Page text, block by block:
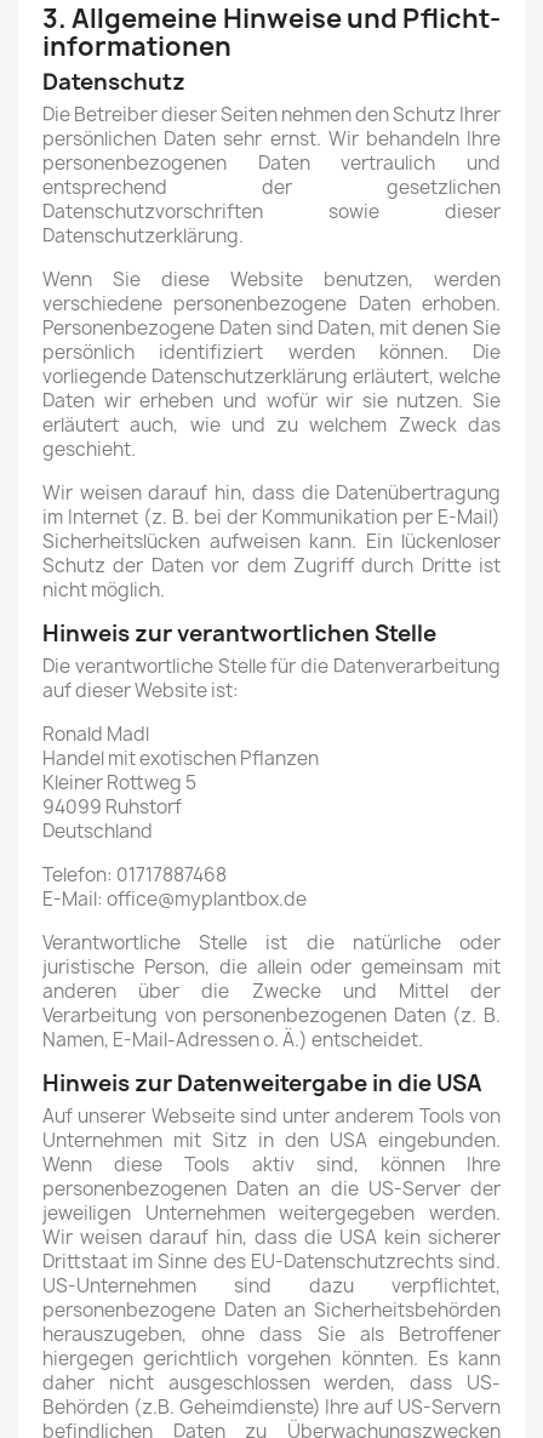
3. Allgemeine Hinweise und Pflicht­
informationen
Datenschutz
Die Betreiber dieser Seiten nehmen den Schutz Ihrer
persönlichen Daten sehr ernst. Wir behandeln Ihre
personenbezogenen Daten vertraulich und
entsprechend der gesetzlichen
Datenschutzvorschriften sowie dieser
Datenschutzerklärung.
Wenn Sie diese Website benutzen, werden
verschiedene personenbezogene Daten erhoben.
Personenbezogene Daten sind Daten, mit denen Sie
persönlich identifiziert werden können. Die
vorliegende Datenschutzerklärung erläutert, welche
Daten wir erheben und wofür wir sie nutzen. Sie
erläutert auch, wie und zu welchem Zweck das
geschieht.
Wir weisen darauf hin, dass die Datenübertragung
im Internet (z. B. bei der Kommunikation per E-Mail)
Sicherheitslücken aufweisen kann. Ein lückenloser
Schutz der Daten vor dem Zugriff durch Dritte ist
nicht möglich.
Hinweis zur verantwortlichen Stelle
Die verantwortliche Stelle für die Datenverarbeitung
auf dieser Website ist:
Ronald Madl
Handel mit exotischen Pflanzen
Kleiner Rottweg 5
94099 Ruhstorf
Deutschland
Telefon: 01717887468
E-Mail: office@myplantbox.de
Verantwortliche Stelle ist die natürliche oder
juristische Person, die allein oder gemeinsam mit
anderen über die Zwecke und Mittel der
Verarbeitung von personenbezogenen Daten (z. B.
Namen, E-Mail-Adressen o. Ä.) entscheidet.
Hinweis zur Datenweitergabe in die USA
Auf unserer Webseite sind unter anderem Tools von
Unternehmen mit Sitz in den USA eingebunden.
Wenn diese Tools aktiv sind, können Ihre
personenbezogenen Daten an die US-Server der
jeweiligen Unternehmen weitergegeben werden.
Wir weisen darauf hin, dass die USA kein sicherer
Drittstaat im Sinne des EU-Datenschutzrechts sind.
US-Unternehmen sind dazu verpflichtet,
personenbezogene Daten an Sicherheitsbehörden
herauszugeben, ohne dass Sie als Betroffener
hiergegen gerichtlich vorgehen könnten. Es kann
daher nicht ausgeschlossen werden, dass US-
Behörden (z.B. Geheimdienste) Ihre auf US-Servern
befindlichen Daten zu Überwachungszwecken